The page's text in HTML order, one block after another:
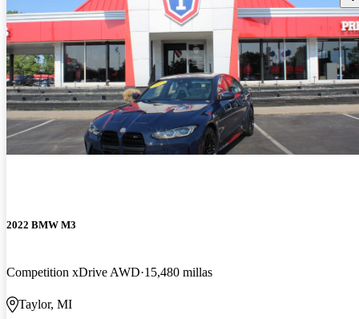
2022 BMW M3
Competition xDrive AWD 15,480 millas
Taylor, MI